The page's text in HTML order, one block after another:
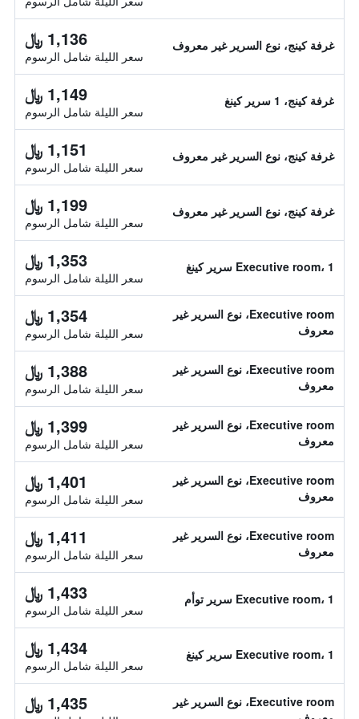
غرفة كينج، نوع السرير غير معروف 1,136 ﷼
سعر الليلة شامل الرسوم
غرفة كينج، 1 سرير كينغ 1,149 ﷼
سعر الليلة شامل الرسوم
غرفة كينج، نوع السرير غير معروف 1,151 ﷼
سعر الليلة شامل الرسوم
غرفة كينج، نوع السرير غير معروف 1,199 ﷼
سعر الليلة شامل الرسوم
Executive room، 1 سرير كينغ 1,353 ﷼
سعر الليلة شامل الرسوم
Executive room، نوع السرير غير
معروف
1,354 ﷼
سعر الليلة شامل الرسوم
Executive room، نوع السرير غير
معروف
1,388 ﷼
سعر الليلة شامل الرسوم
Executive room، نوع السرير غير
معروف
1,399 ﷼
سعر الليلة شامل الرسوم
Executive room، نوع السرير غير
معروف
1,401 ﷼
سعر الليلة شامل الرسوم
Executive room، نوع السرير غير
معروف
1,411 ﷼
سعر الليلة شامل الرسوم
Executive room، 1 سرير توأم 1,433 ﷼
سعر الليلة شامل الرسوم
Executive room، 1 سرير كينغ 1,434 ﷼
سعر الليلة شامل الرسوم
Executive room، نوع السرير غير
1,435 ﷼